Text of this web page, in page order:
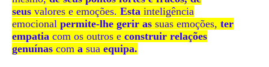
seus valores e emoções. Esta inteligência
emocional permite-lhe gerir as suas emoções, ter
empatia com os outros e construir relações
genuínas com a sua equipa.